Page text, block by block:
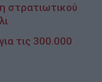
στρατιωτικού
τις 300.000